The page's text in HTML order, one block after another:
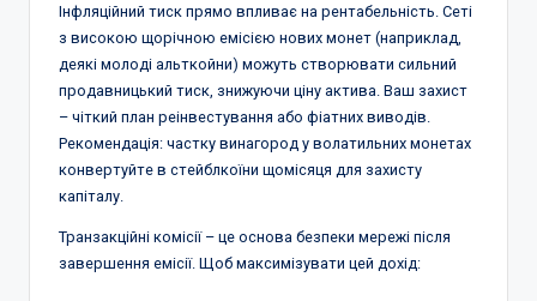
Інфляційний тиск прямо впливає на рентабельність. Сеті
з високою щорічною емісією нових монет (наприклад,
деякі молоді альткойни) можуть створювати сильний
продавницький тиск, знижуючи ціну актива. Ваш захист
– чіткий план реінвестування або фіатних виводів.
Рекомендація: частку винагород у волатильних монетах
конвертуйте в стейблкоїни щомісяця для захисту
капіталу.
Транзакційні комісії – це основа безпеки мережі після
завершення емісії. Щоб максимізувати цей дохід: